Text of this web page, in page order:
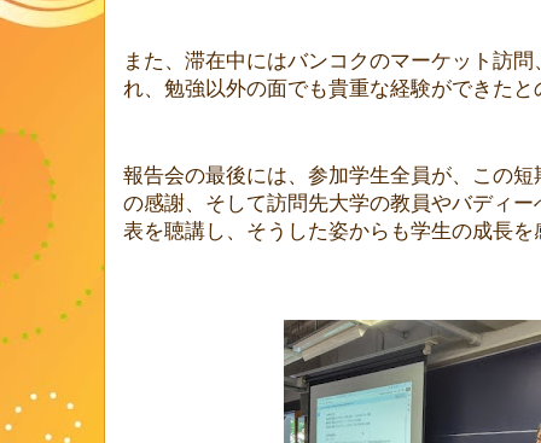
また、滞在中にはバンコクのマーケット訪
れ、勉強以外の面でも貴重な経験ができた
報告会の最後には、参加学生全員が、この
の感謝、そして訪問先大学の教員やバディ
表を聴講し、そうした姿からも学生の成長